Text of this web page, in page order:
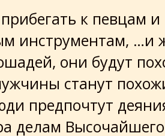
к певцам и
инструментам,
они будут
станут
предпочтут
делам